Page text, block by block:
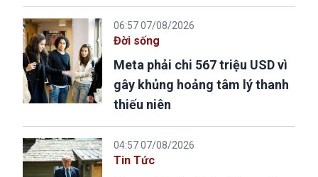
06:57 07/08/2026
Đời sống
Meta phải chi 567 triệu USD vì
gây khủng hoảng tâm lý thanh
thiếu niên
04:57 07/08/2026
Tin Tức